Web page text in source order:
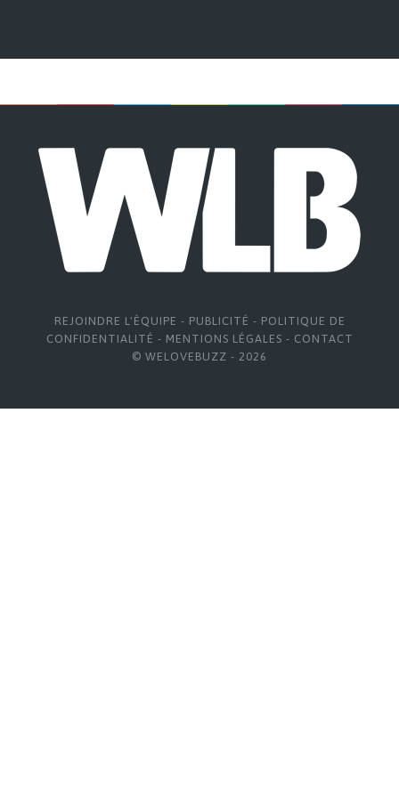
REJOINDRE L'ÉQUIPE - PUBLICITÉ - POLITIQUE DE
CONFIDENTIALITÉ - MENTIONS LÉGALES - CONTACT
© WELOVEBUZZ - 2026